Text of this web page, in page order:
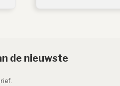
de nieuwste